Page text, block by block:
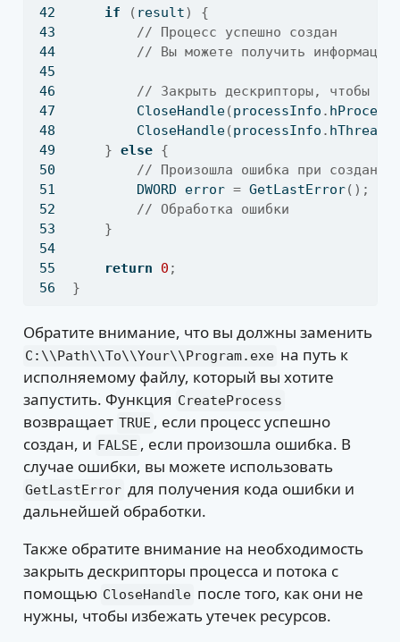
if ( result)
{
// Процесс успешно создан
// Вы можете получить
// Закрыть дескрипторы, чтобы
        CloseHandle
(processInfo . hProcess
        CloseHandle
(processInfo . hThread
} else {
// Произошла ошибка при создании
        DWORD error
= GetLastError();
// Обработка ошибки
}
return 0 ;
}
Обратите внимание, что вы должны заменить
C:\\Path\\To\\Your\\Program.exe на путь к
исполняемому файлу, который вы хотите
запустить. Функция CreateProcess
возвращает TRUE , если процесс успешно
создан, и FALSE , если произошла ошибка. В
случае ошибки, вы можете использовать
GetLastError для получения кода ошибки и
дальнейшей обработки.
Также обратите внимание на необходимость
закрыть дескрипторы процесса и потока с
помощью CloseHandle после того, как они не
нужны, чтобы избежать утечек ресурсов.